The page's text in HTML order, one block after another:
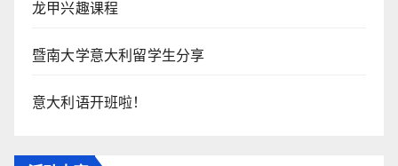
龙甲兴趣课程
暨南大学意大利留学生分享
意大利语开班啦！